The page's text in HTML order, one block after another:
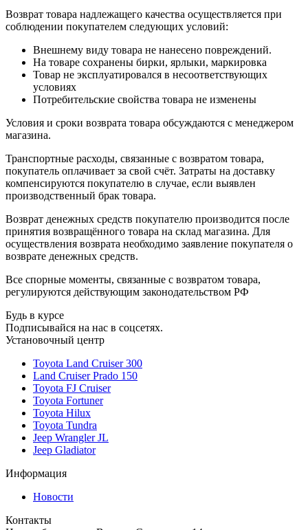
Возврат товара надлежащего качества осуществляется при
соблюдении покупателем следующих условий:
Внешнему виду товара не нанесено повреждений.
На товаре сохранены бирки, ярлыки, маркировка
Товар не эксплуатировался в несоответствующих
условиях
Потребительские свойства товара не изменены
Условия и сроки возврата товара обсуждаются с менеджером
магазина.
Транспортные расходы, связанные с возвратом товара,
покупатель оплачивает за свой счёт. Затраты на доставку
компенсируются покупателю в случае, если выявлен
производственный брак товара.
Возврат денежных средств покупателю производится после
принятия возвращённого товара на склад магазина. Для
осуществления возврата необходимо заявление покупателя о
возврате денежных средств.
Все спорные моменты, связанные с возвратом товара,
регулируются действующим законодательством РФ
Будь в курсе
Подписывайся на нас в соцсетях.
Установочный центр
Toyota Land Cruiser 300
Land Cruiser Prado 150
Toyota FJ Cruiser
Toyota Fortuner
Toyota Hilux
Toyota Tundra
Jeep Wrangler JL
Jeep Gladiator
Информация
Новости
Контакты